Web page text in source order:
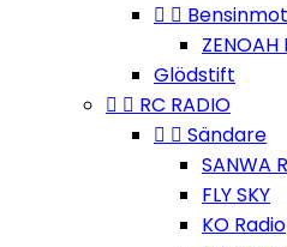
 
ZENOAH
Glödstift
  RC RADIO
  Sändare
SANWA
FLY SKY
KO Radio